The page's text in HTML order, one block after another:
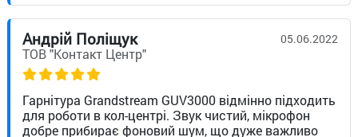
Андрій Поліщук
ТОВ "Контакт Центр"
05.06.2022
Гарнітура Grandstream GUV3000 відмінно підходить
для роботи в кол-центрі. Звук чистий, мікрофон
добре прибирає фоновий шум, що дуже важливо